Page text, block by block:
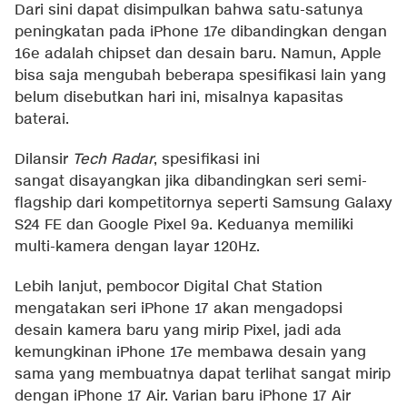
Dari sini dapat disimpulkan bahwa satu-satunya
peningkatan pada iPhone 17e dibandingkan dengan
16e adalah chipset dan desain baru. Namun, Apple
bisa saja mengubah beberapa spesifikasi lain yang
belum disebutkan hari ini, misalnya kapasitas
baterai.
Dilansir Tech Radar, spesifikasi ini
sangat disayangkan jika dibandingkan seri semi-
flagship dari kompetitornya seperti Samsung Galaxy
S24 FE dan Google Pixel 9a. Keduanya memiliki
multi-kamera dengan layar 120Hz.
Lebih lanjut, pembocor Digital Chat Station
mengatakan seri iPhone 17 akan mengadopsi
desain kamera baru yang mirip Pixel, jadi ada
kemungkinan iPhone 17e membawa desain yang
sama yang membuatnya dapat terlihat sangat mirip
dengan iPhone 17 Air. Varian baru iPhone 17 Air